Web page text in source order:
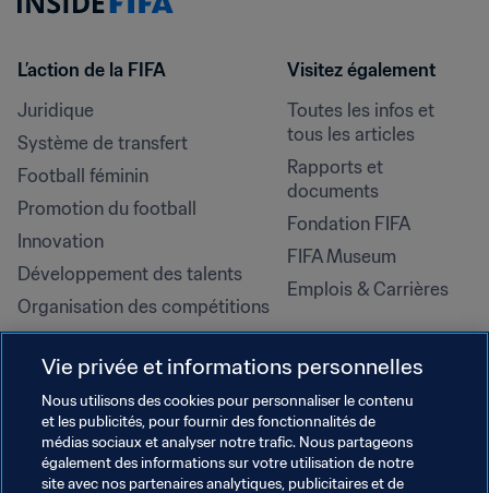
L’action de la FIFA
Juridique
Système de transfert
Football féminin
Promotion du football
Innovation
Développement des talents
Organisation des compétitions
Développement durable
Droits de l'homme et lutte contre
la discrimination
Santé et médical
Initiatives en matière de
formation
Visitez également
Toutes les infos et
tous les articles
Rapports et
documents
Fondation FIFA
FIFA Museum
Emplois & Carrières
Vie privée et informations personnelles
Nous utilisons des cookies pour personnaliser le contenu
et les publicités, pour fournir des fonctionnalités de
médias sociaux et analyser notre trafic. Nous partageons
également des informations sur votre utilisation de notre
site avec nos partenaires analytiques, publicitaires et de